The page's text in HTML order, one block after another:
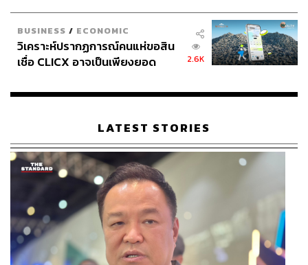
BUSINESS / ECONOMIC
วิเคราะห์ปรากฏการณ์คนแห่ขอสิน
เชื่อ CLICX อาจเป็นเพียงยอด
เรือนไทยที่ถูกซุกไว้
2.6K
LATEST STORIES